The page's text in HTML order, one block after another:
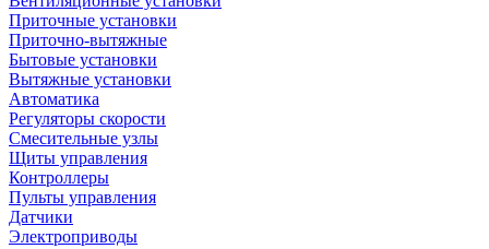
Приточные установки
Приточно-вытяжные
Бытовые установки
Вытяжные установки
Автоматика
Регуляторы скорости
Смесительные узлы
Щиты управления
Контроллеры
Пульты управления
Датчики
Электроприводы